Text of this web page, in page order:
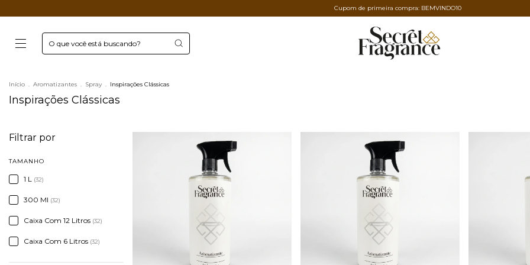
Cupom de primeira compra: BEMVINDO10
Início . Aromatizantes . Spray . Inspirações Clássicas
Inspirações Clássicas
Filtrar por
TAMANHO
1 L (32)
300 Ml (32)
Caixa Com 12 Litros (32)
Caixa Com 6 Litros (32)